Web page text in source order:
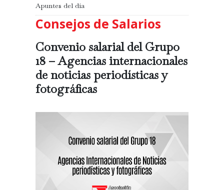
Apuntes del día
Consejos de Salarios
Convenio salarial del Grupo
18 – Agencias internacionales
de noticias periodísticas y
fotográficas